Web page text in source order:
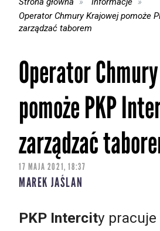
Operator Chmury Krajowej pomoże
zarządzać taborem
Operator
pomoże PKP
zarządzać
17 MAJA 2021, 18:37
MAREK JAŚLAN
PKP Intercity pracuje